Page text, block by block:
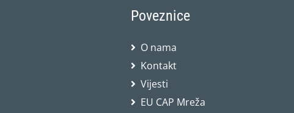
Poveznice
O nama
Kontakt
Vijesti
EU CAP Mreža